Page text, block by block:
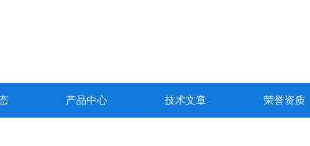
产品中心 技术文章 荣誉资质